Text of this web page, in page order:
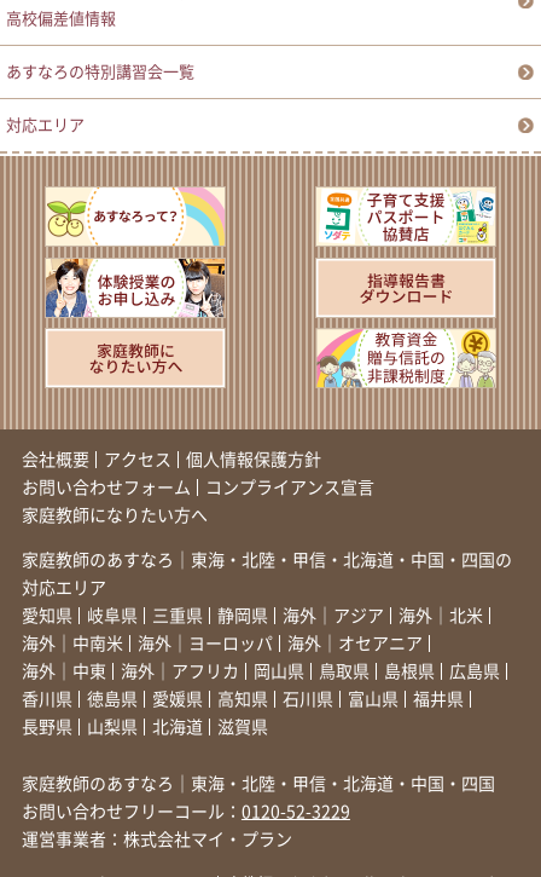
高校偏差値情報
あすなろの特別講習会一覧
対応エリア
会社概要 アクセス
個人情報保護方針
お問い合わせフォーム
コンプライアンス宣言
家庭教師になりたい方へ
家庭教師のあすなろ｜東海・北陸・甲信・北海道・中国・四国の
対応エリア
愛知県
岐阜県 三重県 静岡県 海外｜アジア
海外｜北米
海外｜中南米
海外｜ヨーロッパ
海外｜オセアニア
海外｜中東
海外｜アフリカ 岡山県 鳥取県 島根県
広島県
香川県
徳島県 愛媛県 高知県 石川県 富山県
福井県
長野県
山梨県 北海道 滋賀県
家庭教師のあすなろ｜東海・北陸・甲信・北海道・中国・四国
お問い合わせフリーコール： 0120-52-3229
運営事業者：株式会社マイ・プラン